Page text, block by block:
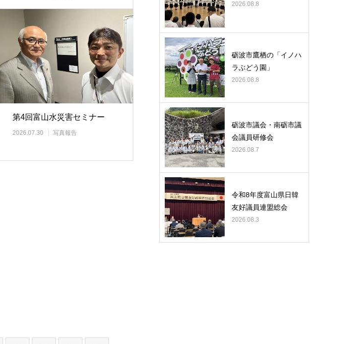
第4回富山水災害セミナー
2026.07.30 写真報告
2026.08.8
砺波市鷹栖の「イノハ
ラぶどう園」
2026.08.8
砺波市議会・南砺市議
会議員研修会
2026.08.7
令和8年度富山県日韓
友好議員連盟総会
2026.08.3